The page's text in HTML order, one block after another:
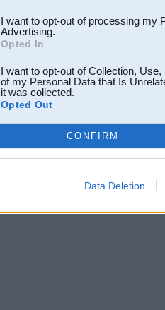
I want to opt-out of processing my
Advertising.
Opted In
I want to opt-out of Collection,
of my Personal Data that Is
it was collected.
Opted Out
CONFIRM
Data Deletion